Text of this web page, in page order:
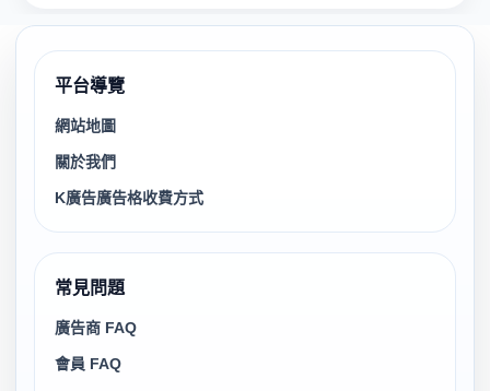
平台導覽
網站地圖
關於我們
K廣告廣告格收費方式
常見問題
廣告商 FAQ
會員 FAQ